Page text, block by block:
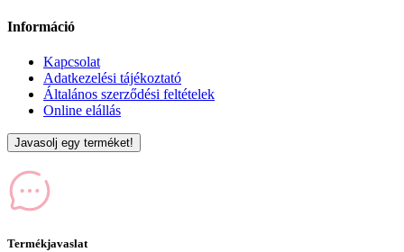
Információ
Kapcsolat
Adatkezelési tájékoztató
Általános szerződési feltételek
Online elállás
Javasolj egy terméket!
Termékjavaslat